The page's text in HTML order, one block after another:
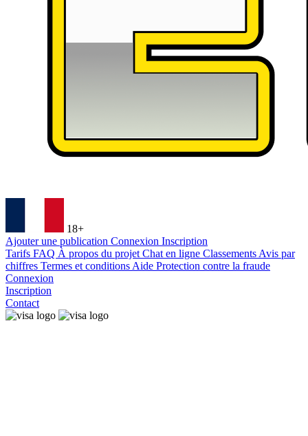
18+
Ajouter une publication Connexion Inscription
Tarifs FAQ À propos du projet Chat en ligne Classements Avis par
chiffres Termes et conditions Aide Protection contre la fraude
Connexion
Inscription
Contact